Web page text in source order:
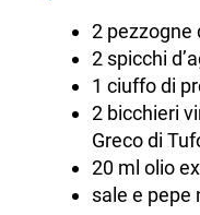
2 pezzogne
2 spicchi
1 ciuffo di
2 bicchieri
Greco di
20 ml olio
sale e pepe